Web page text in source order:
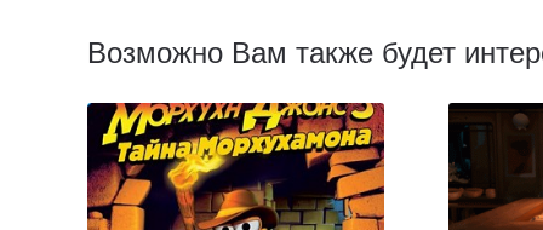
Возможно Вам также будет